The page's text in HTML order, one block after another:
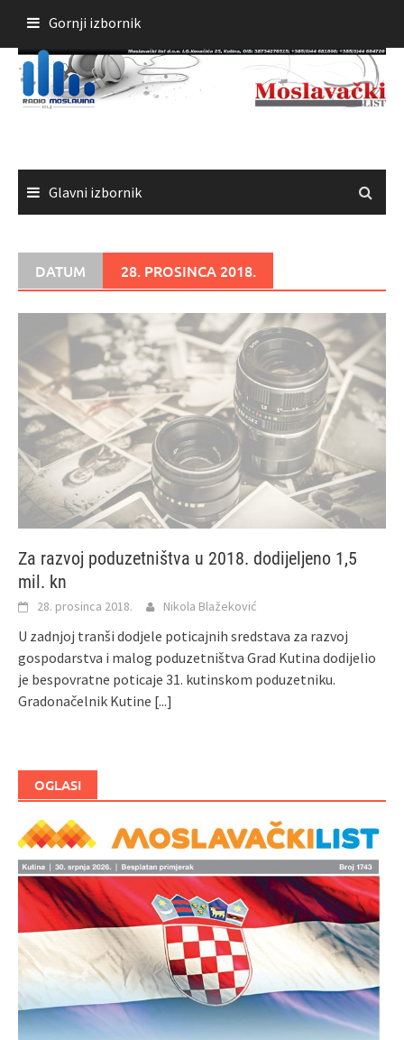
sadržaja
Gornji izbornik
Glavni izbornik
DATUM 28. PROSINCA 2018.
Za razvoj poduzetništva u 2018. dodijeljeno 1,5
mil. kn
28. prosinca 2018. Nikola Blažeković
U zadnjoj tranši dodjele poticajnih sredstava za razvoj
gospodarstva i malog poduzetništva Grad Kutina dodijelio
je bespovratne poticaje 31. kutinskom poduzetniku.
Gradonačelnik Kutine [...]
OGLASI